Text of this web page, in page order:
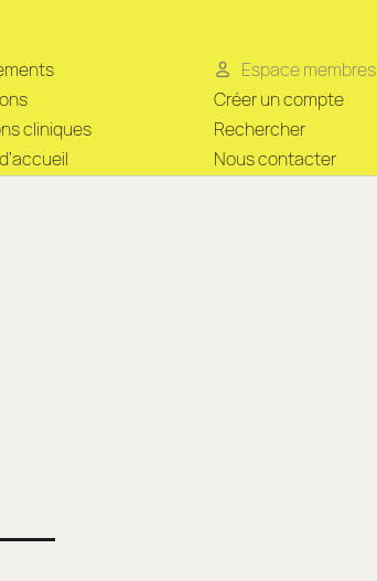
cliniques
Espace membres
Créer un compte
Rechercher
Nous contacter